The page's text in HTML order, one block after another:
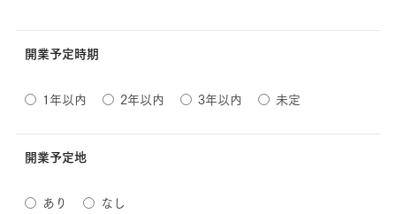
開業予定時期
1年以内 2年以内 3年以内 未定
開業予定地
あり
なし